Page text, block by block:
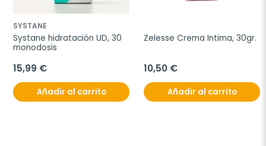
SYSTANE
Systane hidratación UD, 30
monodosis
15,99 €
Añadir al carrito
Zelesse Crema Intima, 30gr.
10,50 €
Añadir al carrito